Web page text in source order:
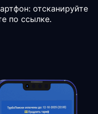
отсканируйте
по ссылке.